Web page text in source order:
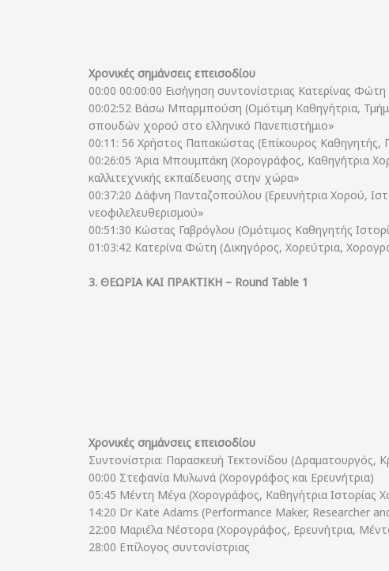
Χρονικές σημάνσεις επεισοδίου
00:00 00:00:00 Εισήγηση συντονίστριας Κατερίνας Φώτη
00:02:52 Βάσω Μπαρμπούση (Ομότιμη Καθηγήτρια,
σπουδών χορού στο ελληνικό Πανεπιστήμιο»
00:11: 56 Χρήστος Παπακώστας (Επίκουρος Καθηγητής,
00:26:05 Άρια Μπουμπάκη (Χορογράφος, Καθηγήτρια
καλλιτεχνικής εκπαίδευσης στην χώρα»
00:37:20 Δάφνη Πανταζοπούλου (Ερευνήτρια Χορού,
νεοφιλελευθερισμού»
00:51:30 Κώστας Γαβρόγλου (Ομότιμος Καθηγητής
01:03:42 Κατερίνα Φώτη (Δικηγόρος, Χορεύτρια,
3. ΘΕΩΡΙΑ ΚΑΙ ΠΡΑΚΤΙΚΗ – Round Table 1
Χρονικές σημάνσεις επεισοδίου
Συντονίστρια: Παρασκευή Τεκτονίδου (Δραματουργός,
00:00 Στεφανία Μυλωνά (Χορογράφος και Ερευνήτρια)
05:45 Μέντη Μέγα (Χορογράφος, Καθηγήτρια Ιστορίας
14:20 Dr Kate Adams (Performance Maker, Researcher
22:00 Μαριέλα Νέστορα (Χορογράφος, Ερευνήτρια,
28:00 Επίλογος συντονίστριας